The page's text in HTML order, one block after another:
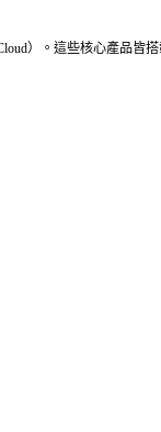
）。這些核心產品